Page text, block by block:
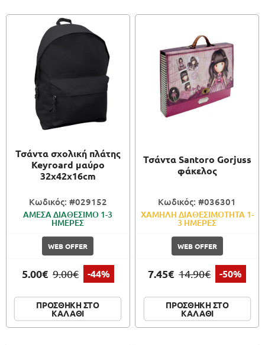
ΕΙΔΗ ΓΡΑΦΕΙΟΥ
ΤΕΧΝΟΛΟΓΙΑ
ΕΠΑΓΓΕΛΜΑΤΙΚΑ
ΔΩΡΑ - ΔΙΑΚΟΣΜΗΣΗ
ΚΑΛΛΙΤΕΧΝΙΚΑ
Τσάντα σχολική πλάτης
Keyroard μαύρο
32x42x16cm
Κωδικός: #029152
ΑΜΕΣΑ ΔΙΑΘΕΣΙΜΟ 1-3
ΗΜΕΡΕΣ
WEB OFFER
5.00€ 9.00€ -44%
ΠΡΟΣΘΗΚΗ ΣΤΟ
ΚΑΛΑΘΙ
Τσάντα Santoro Gorjuss
φάκελος
Κωδικός: #036301
ΧΑΜΗΛΗ ΔΙΑΘΕΣΙΜΟΤΗΤΑ 1-
3 ΗΜΕΡΕΣ
WEB OFFER
7.45€ 14.90€ -50%
ΠΡΟΣΘΗΚΗ ΣΤΟ
ΚΑΛΑΘΙ